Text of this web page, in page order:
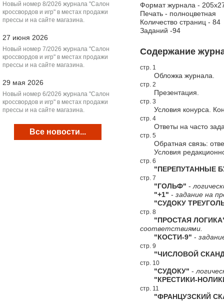
Новый номер 8/2026 журнала "Салон
кроссвордов и игр" в местах продажи
прессы и на сайте магазина.
27 июня 2026
Новый номер 7/2026 журнала "Салон
кроссвордов и игр" в местах продажи
прессы и на сайте магазина.
29 мая 2026
Новый номер 6/2026 журнала "Салон
кроссвордов и игр" в местах продажи
прессы и на сайте магазина.
Все новости...
Формат журнала -
Печать - полноцветная
Количество страниц - 84
Заданий -94
Содержание
стр. 1
Обложка журнала.
стр. 2
Презентация.
стр. 3
Условия конурса.
стр. 4
Ответы на часто
стр. 5
Обратная связь:
Условия
стр. 6
"ПЕРЕПУТАННЫЕ
стр. 7
"ГОЛЬФ" -
"+1" - задание на
"СУДОКУ
стр. 8
"ПРОСТАЯ
соответствиями.
"КОСТИ-9" -
стр. 9
"ЧИСЛОВОЙ
стр. 10
"СУДОКУ" -
"КРЕСТИКИ-
стр. 11
"ФРАНЦУЗСКИЙ